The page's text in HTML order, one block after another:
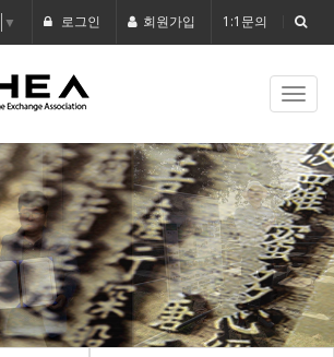
▼ 로그인 회원가입 1:1문의